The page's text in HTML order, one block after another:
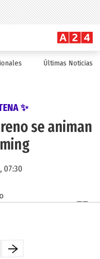
Últimas Noticias
✨
se animan
07:30